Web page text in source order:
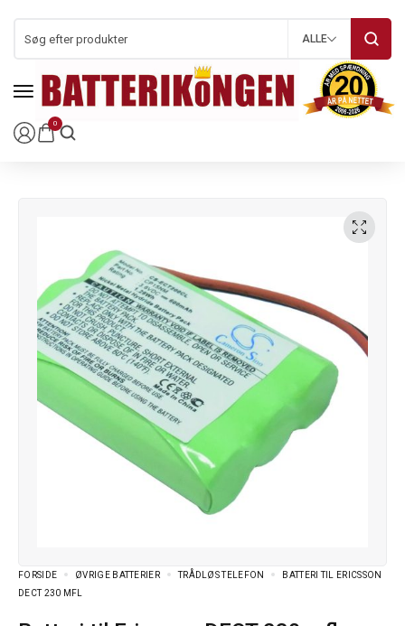
0
ALLE
FORSIDE ØVRIGE BATTERIER TRÅDLØS TELEFON
BATTERI TIL ERICSSON
DECT 230 MFL